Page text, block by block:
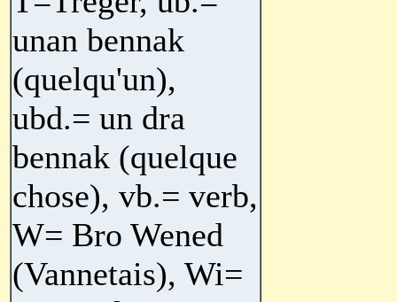
unan bennak
(quelqu'un),
ubd.= un dra
bennak (quelque
chose), vb.= verb,
W= Bro Wened
(Vannetais), Wi=